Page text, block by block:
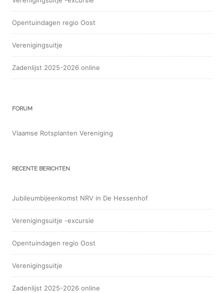
Opentuindagen regio Oost
Verenigingsuitje
Zadenlijst 2025-2026 online
FORUM
Vlaamse Rotsplanten Vereniging
RECENTE BERICHTEN
Jubileumbijeenkomst NRV in De Hessenhof
Verenigingsuitje -excursie
Opentuindagen regio Oost
Verenigingsuitje
Zadenlijst 2025-2026 online